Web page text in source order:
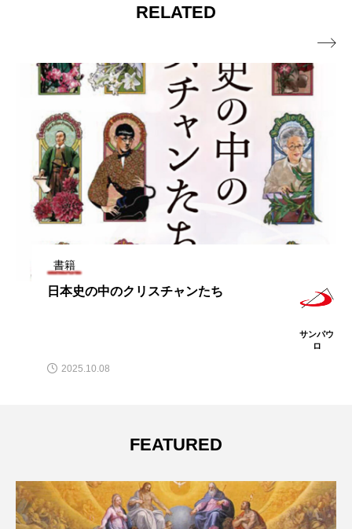
RELATED
書籍
日本史の中のクリスチャンたち
サンパウ
ロ
2025.10.08

FEATURED